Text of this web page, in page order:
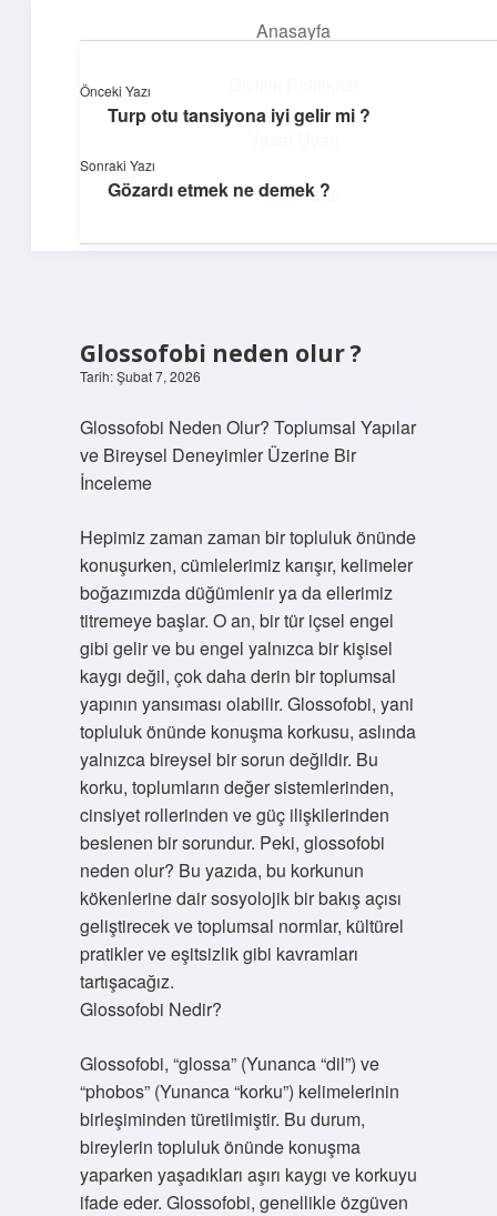
Anasayfa
Hakkımızda
Parlak Fikir Dünyası
Işıltılı önerilerle hayatını canlandır!
Glossofobi neden olur ?
Tarih: Şubat 7, 2026
Glossofobi Neden Olur? Toplumsal Yapılar
ve Bireysel Deneyimler Üzerine Bir
İnceleme
Hepimiz zaman zaman bir topluluk önünde
konuşurken, cümlelerimiz karışır, kelimeler
boğazımızda düğümlenir ya da ellerimiz
titremeye başlar. O an, bir tür içsel engel
gibi gelir ve bu engel yalnızca bir kişisel
kaygı değil, çok daha derin bir toplumsal
yapının yansıması olabilir. Glossofobi, yani
topluluk önünde konuşma korkusu, aslında
yalnızca bireysel bir sorun değildir. Bu
korku, toplumların değer sistemlerinden,
cinsiyet rollerinden ve güç ilişkilerinden
beslenen bir sorundur. Peki, glossofobi
neden olur? Bu yazıda, bu korkunun
kökenlerine dair sosyolojik bir bakış açısı
geliştirecek ve toplumsal normlar, kültürel
pratikler ve eşitsizlik gibi kavramları
tartışacağız.
Glossofobi Nedir?
Glossofobi, “glossa” (Yunanca “dil”) ve
“phobos” (Yunanca “korku”) kelimelerinin
birleşiminden türetilmiştir. Bu durum,
bireylerin topluluk önünde konuşma
yaparken yaşadıkları aşırı kaygı ve korkuyu
ifade eder. Glossofobi, genellikle özgüven
Önceki Yazı
Turp otu tansiyona iyi gelir mi ?
Sonraki Yazı
Gözardı etmek ne demek ?